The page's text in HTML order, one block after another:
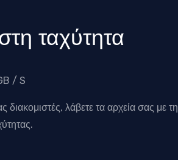
ταχύτητα
/ S
διακομιστές, λάβετε τα αρχεία σας με τη